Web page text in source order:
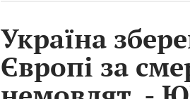
Волинь
Чернівці
Україна
Європі за